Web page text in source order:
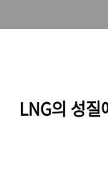
LNG의 성질